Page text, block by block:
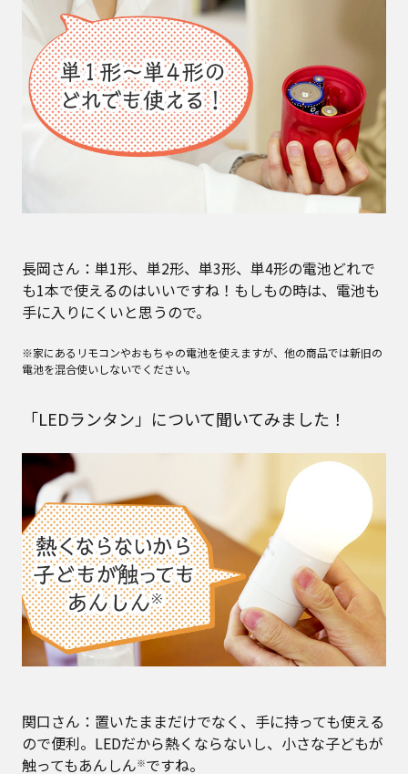
長岡さん：単1形、単2形、単3形、単4形の電池どれで
も1本で使えるのはいいですね！もしもの時は、電池も
手に入りにくいと思うので。
※家にあるリモコンやおもちゃの電池を使えますが、他の商品では新旧の
電池を混合使いしないでください。
「LEDランタン」について聞いてみました！
関口さん：置いたままだけでなく、手に持っても使える
ので便利。LEDだから熱くならないし、小さな子どもが
触ってもあんしん※ですね。